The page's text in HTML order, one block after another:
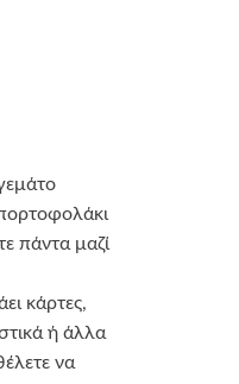
πάντα μαζί
κάρτες,
ή άλλα
να